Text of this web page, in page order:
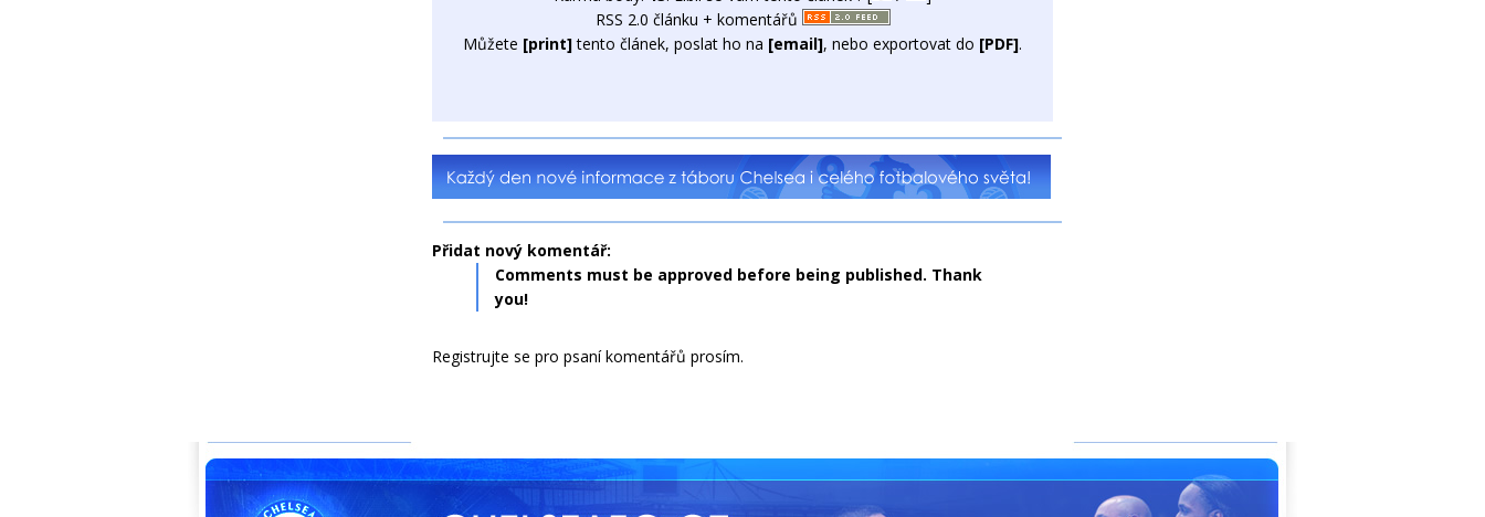
RSS 2.0 článku + komentářů
Můžete [print]tento článek, poslat ho na [email], nebo exportovat do [PDF].
Přidat nový komentář:
Comments must be approved before being published. Thank
you!
Registrujte se pro psaní komentářů prosím.